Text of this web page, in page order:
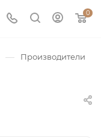
0
— Производители